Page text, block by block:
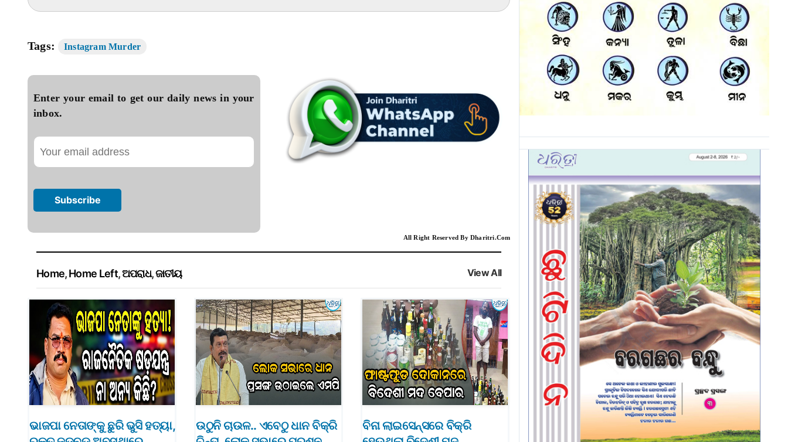
Tags: Instagram Murder
Enter your email to get our daily news in your
inbox.
All Right Reserved By Dharitri.Com
Home,Home Left,ଅପରାଧ,ଜାତୀୟ View All
ଭାଜପା ନେତାଙ୍କୁ ଛୁରି ଭୁସି ହତ୍ୟା,
ଉଠୁନି ଚାଉଳ.. ଏବେଠୁ ଧାନ ବିକ୍ରି
ବିନା ଲାଇସେନ୍ସରେ ବିକ୍ରି